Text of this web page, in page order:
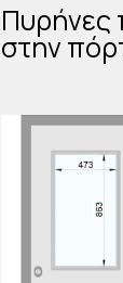
Πυρήνες
στην